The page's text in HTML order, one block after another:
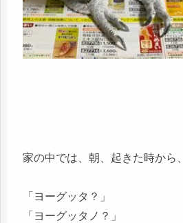
家の中では、朝、起きた時から、
「ヨーグッタ？」
「ヨーグッタノ？」